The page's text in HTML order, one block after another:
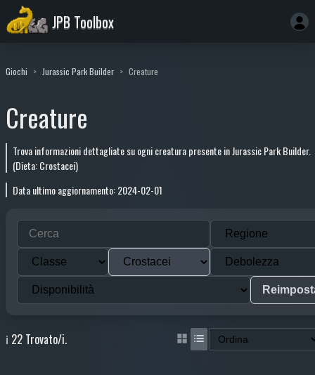
JPB Toolbox
Giochi Jurassic Park Builder Creature
Creature
Trova informazioni dettagliate su ogni creatura presente in Jurassic Park Builder.
(Dieta: Crostacei)
Data ultimo aggiornamento: 2024-02-01
ℹ️ 22 Trovato/i.